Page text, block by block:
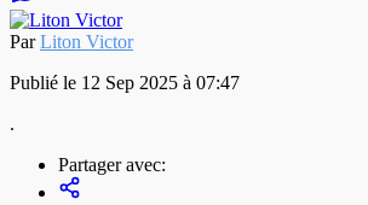
ParLiton Victor
Publié le 12 Sep 2025 à 07:47
.
Partager avec: